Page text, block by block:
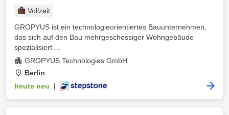
Vollzeit
GROPYUS ist ein technologieorientiertes Bauunternehmen,
das sich auf den Bau mehrgeschossiger Wohngebäude
spezialisiert ...
GROPYUS Technologies GmbH
Berlin
heute neu